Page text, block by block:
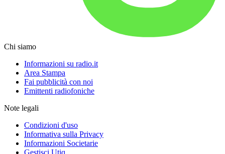
Chi siamo
Informazioni su radio.it
Area Stampa
Fai pubblicità con noi
Emittenti radiofoniche
Note legali
Condizioni d'uso
Informativa sulla Privacy
Informazioni Societarie
Gestisci Utiq